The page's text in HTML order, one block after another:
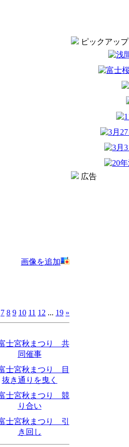
画像を追加
7 8 9 10 11 12 ... 19 »
ピックアップ
広告